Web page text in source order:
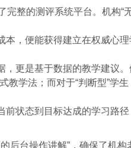
完整的测评系统平台。机构“
本，便能获得建立在权威心
，更是基于数据的教学建议
教学法；而对于“判断型”学
前状态到目标达成的学习路
的后台操作讲解”，确保了机